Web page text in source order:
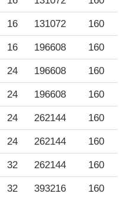
16 131072 160
16 196608 160
24 196608 160
24 196608 160
24 262144 160
24 262144 160
32 262144 160
32 393216 160